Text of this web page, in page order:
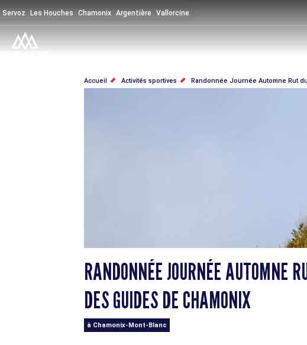
au
contenu
principal
Servoz Les Houches Chamonix Argentière Vallorcine
FILAccueil Activités sportives Randonnée Journée Automne Rut
RANDONNÉE JOURNÉE AUTOMNE
DES GUIDES DE CHAMONIX
à Chamonix-Mont-Blanc